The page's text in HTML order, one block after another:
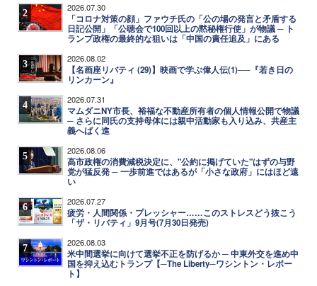
2 2026.07.30
「コロナ対策の顔」ファウチ氏の「公の場の発言と矛盾する
日記公開」「公聴会で100回以上の黙秘権行使」が物議 ─ ト
ランプ政権の最終的な狙いは「中国の責任追及」にある
3 2026.08.02
【名画座リバティ (29)】映画で学ぶ偉人伝(1)──『若き日の
リンカーン』
4 2026.07.31
マムダニNY市長、裕福な不動産所有者の個人情報公開で物議
─ さらに同氏の支持母体には親中活動家も入り込み、共産主
義へばく進
5 2026.08.06
高市政権の消費減税決定に、"公約に掲げていた"はずの与野
党が猛反発 ─ 一歩前進ではあるが「小さな政府」にはほど遠
い
6 2026.07.27
疲労・人間関係・プレッシャー……このストレスどう抜こう
「ザ・リバティ」9月号(7月30日発売)
7 2026.08.03
米中間選挙に向けて選挙不正を防げるか ─ 中東外交を進め中
国を抑え込むトランプ【─The Liberty─ワシントン・レポー
ト】